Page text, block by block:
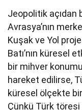
Jeopolitik açıdan
Avrasya’nın
Kuşak ve Yol
Batı’nın küresel
bir mihver
hareket edilirse,
küresel ölçekte
Çünkü Türk töresi